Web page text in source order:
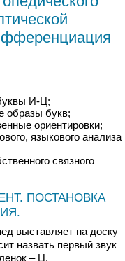
И-Ц;
образы букв;
ориентировки;
языкового анализа
связного
ПОСТАНОВКА
выставляет на доску
назвать первый звук
– Ц.